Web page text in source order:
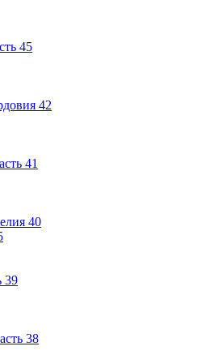
45
42
41
40
39
38